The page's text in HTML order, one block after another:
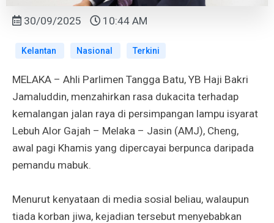
30/09/2025 10:44 AM
Kelantan Nasional Terkini
MELAKA – Ahli Parlimen Tangga Batu, YB Haji Bakri
Jamaluddin, menzahirkan rasa dukacita terhadap
kemalangan jalan raya di persimpangan lampu isyarat
Lebuh Alor Gajah – Melaka – Jasin (AMJ), Cheng,
awal pagi Khamis yang dipercayai berpunca daripada
pemandu mabuk.
Menurut kenyataan di media sosial beliau, walaupun
tiada korban jiwa, kejadian tersebut menyebabkan